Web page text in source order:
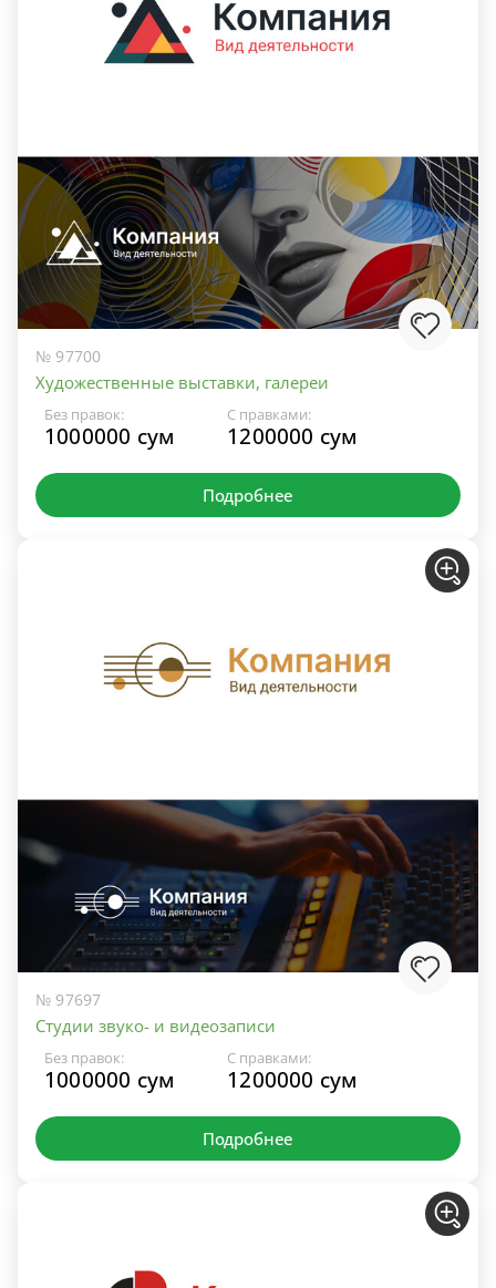
№ 97700
Художественные выставки, галереи
Без правок:
1000000 сум
С правками:
1200000 сум
Подробнее
№ 97697
Студии звуко- и видеозаписи
Без правок:
1000000 сум
С правками:
1200000 сум
Подробнее